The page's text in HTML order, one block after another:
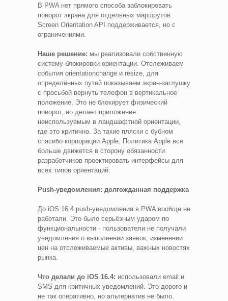
В PWA нет прямого способа заблокировать
поворот экрана для отдельных маршрутов.
Screen Orientation API поддерживается, но с
ограничениями.
Наше решение: мы реализовали собственную
систему блокировки ориентации. Отслеживаем
события orientationchange и resize, для
определённых путей показываем экран-заглушку
с просьбой вернуть телефон в вертикальное
положение. Это не блокирует физический
поворот, но делает приложение
неиспользуемым в ландшафтной ориентации,
где это критично. За такие пляски с бубном
спасибо корпорации Apple. Политика Apple все
больше движется в сторону обязанности
разработчиков проектировать интерфейсы для
всех типов ориентаций.
Push-уведомления: долгожданная поддержка
До iOS 16.4 push-уведомления в PWA вообще не
работали. Это было серьёзным ударом по
функциональности - пользователи не получали
уведомления о выполнении заявок, изменении
цен на отслеживаемые активы, важных новостях
рынка.
Что делали до iOS 16.4: использовали email и
SMS для критичных уведомлений. Это дорого и
не так оперативно, но альтернатив не было.